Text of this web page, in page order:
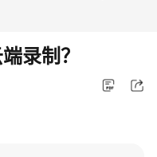
录制？